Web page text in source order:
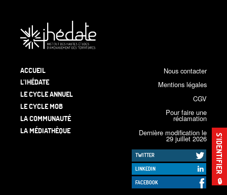
S’IDENTIFIER
🔒
ACCUEIL
L’IHÉDATE
LE CYCLE ANNUEL
LE CYCLE MOB
LA COMMUNAUTÉ
LA MÉDIATHÈQUE
Nous contacter
Mentions légales
CGV
Pour faire une
réclamation
Dernière modification le
29 juillet 2026
TWITTER
LINKEDIN
FACEBOOK